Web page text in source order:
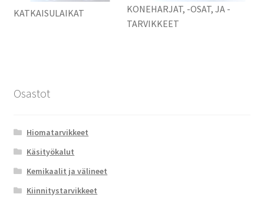
KATKAISULAIKAT
KONEHARJAT, -OSAT, JA -
TARVIKKEET
Osastot
Hiomatarvikkeet
Käsityökalut
Kemikaalit ja välineet
Kiinnitystarvikkeet